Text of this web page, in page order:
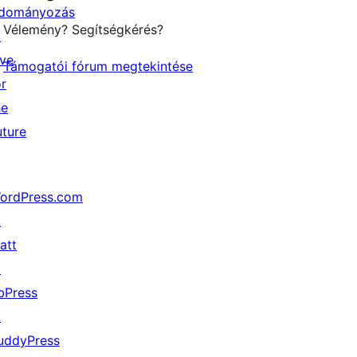
Vélemény? Segítségkérés?
Támogatói fórum megtekintése